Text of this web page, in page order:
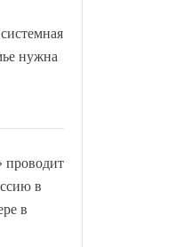
нужна
в
в